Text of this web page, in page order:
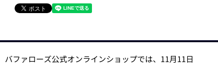
バファローズ公式オンラインショップでは、11月11日